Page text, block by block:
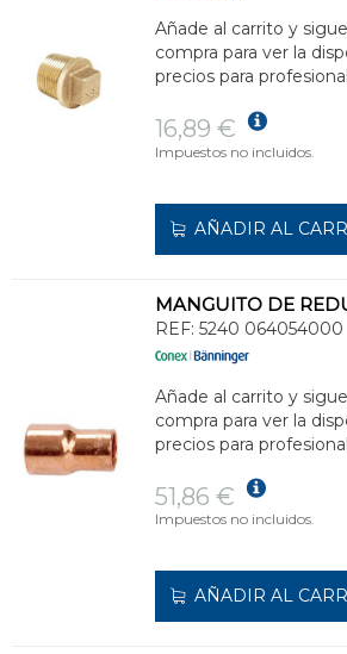
Añade al carrito y
compra para ver la
precios para
16,89 €
Impuestos no incluidos.
AÑADIR AL
MANGUITO DE
REF: 5240 064054000
Añade al carrito y
compra para ver la
precios para
51,86 €
Impuestos no incluidos.
AÑADIR AL